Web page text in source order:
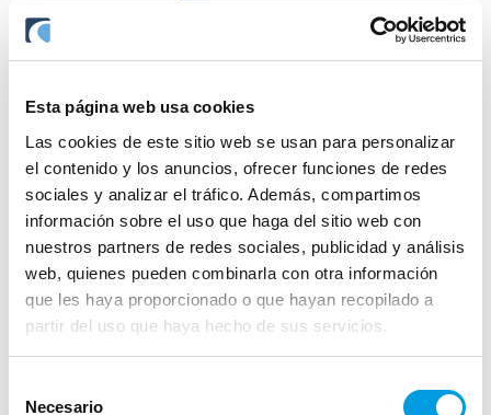
Esta página web usa cookies
Las cookies de este sitio web se usan para personalizar
el contenido y los anuncios, ofrecer funciones de redes
sociales y analizar el tráfico. Además, compartimos
información sobre el uso que haga del sitio web con
nuestros partners de redes sociales, publicidad y análisis
web, quienes pueden combinarla con otra información
que les haya proporcionado o que hayan recopilado a
partir del uso que haya hecho de sus servicios.
Necesario
2021 2022 2023 2024 2025
Likidazio balioa